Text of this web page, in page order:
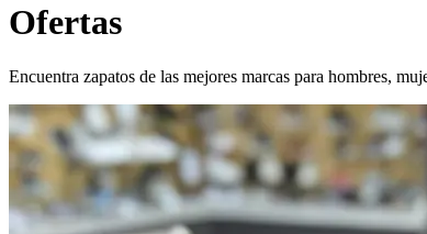
Ofertas
Encuentra zapatos de las mejores marcas para hombres,